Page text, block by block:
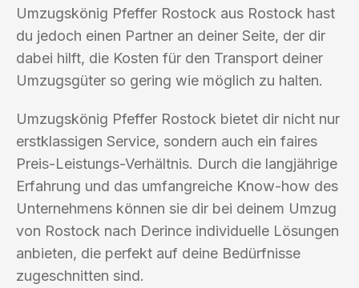
Umzugskönig Pfeffer Rostock aus Rostock hast
du jedoch einen Partner an deiner Seite, der dir
dabei hilft, die Kosten für den Transport deiner
Umzugsgüter so gering wie möglich zu halten.
Umzugskönig Pfeffer Rostock bietet dir nicht nur
erstklassigen Service, sondern auch ein faires
Preis-Leistungs-Verhältnis. Durch die langjährige
Erfahrung und das umfangreiche Know-how des
Unternehmens können sie dir bei deinem Umzug
von Rostock nach Derince individuelle Lösungen
anbieten, die perfekt auf deine Bedürfnisse
zugeschnitten sind.